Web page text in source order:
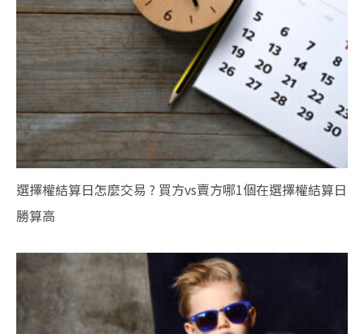
選擇權結算日怎麼交易 ? 買方vs賣方哪1個在選擇權結算日
勝算高